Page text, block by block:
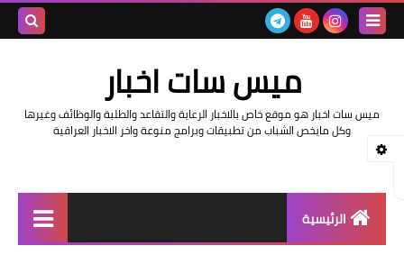
ميس سات اخبار
ميس سات اخبار هو موقع خاص بالاخبار الرعاية والتقاعد والطلبة والوظائف وغيرها
وكل مايخص الشباب من تطبيقات وبرامج منوعة واخر الاخبار العراقية
الرئيسية